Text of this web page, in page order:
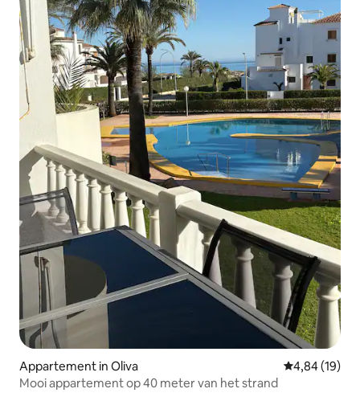
Appartement in Oliva Gemiddelde
4,84 (19)
Mooi appartement op 40 meter van het strand